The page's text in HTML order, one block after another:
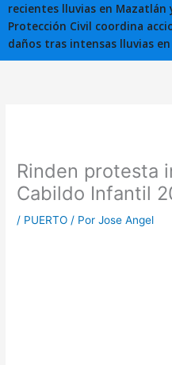
recientes lluvias en Mazatlán
Protección Civil coordina
daños tras intensas lluvias
Rinden protesta
Cabildo Infantil
/ PUERTO / PorJose Angel